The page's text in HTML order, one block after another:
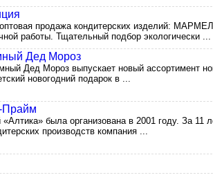
оптовая продажа кондитерских изделий:
работы. Тщательный подбор экологически ...
Дед Мороз
Дед Мороз выпускает новый ассортимент
новогодний подарок в ...
Прайм
«Алтика» была организована в 2001 году. За 11
производств компания ...